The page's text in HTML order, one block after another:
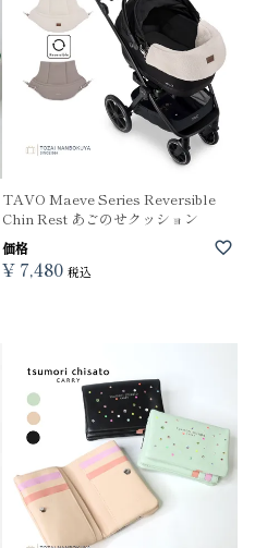
TAVO Maeve Series Reversible
Chin Rest あごのせクッション
価格
¥ 7,480 税込